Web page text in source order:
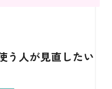
う人が見直したい